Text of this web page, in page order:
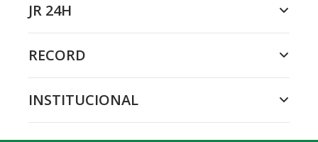
JR 24H
RECORD
INSTITUCIONAL